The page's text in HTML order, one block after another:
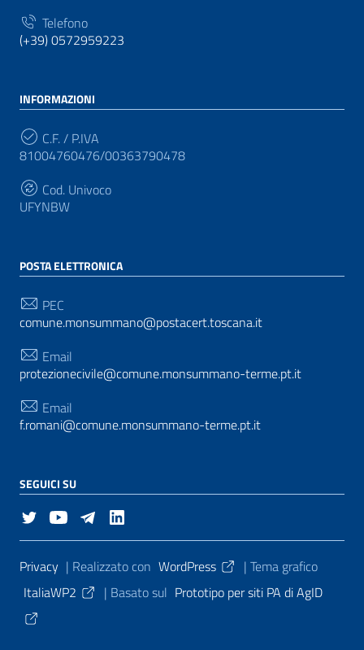
Telefono
(+39) 0572959223
INFORMAZIONI
C.F. / P.IVA
81004760476/00363790478
Cod. Univoco
UFYNBW
POSTA ELETTRONICA
PEC
comune.monsummano@postacert.toscana.it
Email
protezionecivile@comune.monsummano-terme.pt.it
Email
f.romani@comune.monsummano-terme.pt.it
SEGUICI SU
Sezione Link Utili
Privacy | Realizzato con WordPress | Tema grafico
ItaliaWP2
| Basato sul Prototipo per siti PA di AgID